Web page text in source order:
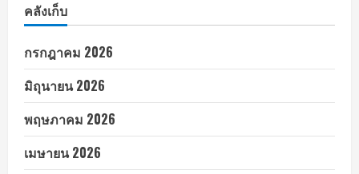
คลังเก็บ
กรกฎาคม 2026
มิถุนายน 2026
พฤษภาคม 2026
เมษายน 2026